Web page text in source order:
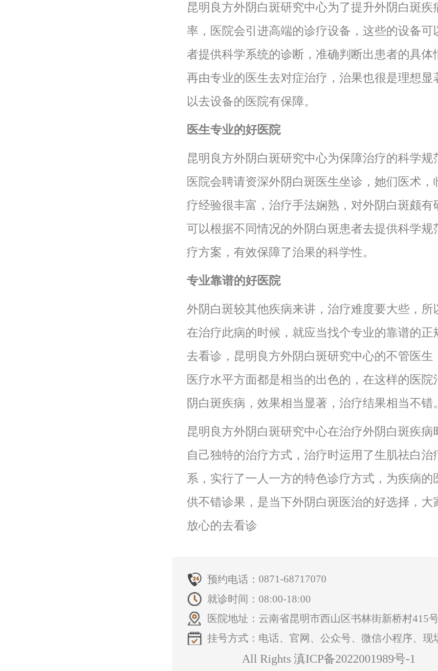
昆明良方外阴白斑研究中心为了提升外阴白斑疾
率，医院会引进高端的诊疗设备，这些的设备可
者提供科学系统的诊断，准确判断出患者的具体
再由专业的医生去对症治疗，治果也很是理想显
以去设备的医院有保障。
医生专业的好医院
昆明良方外阴白斑研究中心为保障治疗的科学规
医院会聘请资深外阴白斑医生坐诊，她们医术，
疗经验很丰富，治疗手法娴熟，对外阴白斑颇有
可以根据不同情况的外阴白斑患者去提供科学规
疗方案，有效保障了治果的科学性。
专业靠谱的好医院
外阴白斑较其他疾病来讲，治疗难度要大些，所
在治疗此病的时候，就应当找个专业的靠谱的正
去看诊，昆明良方外阴白斑研究中心的不管医生
医疗水平方面都是相当的出色的，在这样的医院
阴白斑疾病，效果相当显著，治疗结果相当不错
昆明良方外阴白斑研究中心在治疗外阴白斑疾病
自己独特的治疗方式，治疗时运用了生肌祛白治
系，实行了一人一方的特色诊疗方式，为疾病的
供不错诊果，是当下外阴白斑医治的好选择，大
放心的去看诊
预约电话： 0871-68717070
就诊时间：08:00-18:00
医院地址：云南省昆明市西山区书林街新桥村415
挂号方式：电话、官网、公众号、微信小程序、现
All Rights 滇ICP备2022001989号-1